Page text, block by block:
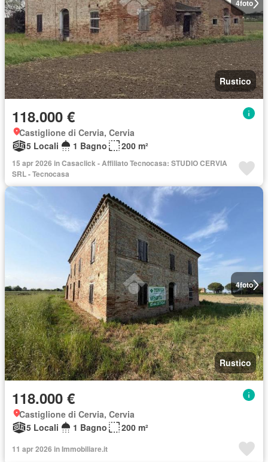
4foto
Rustico
118.000 €
Castiglione di Cervia, Cervia
5 Locali
1 Bagno 200 m²
15 apr 2026 in Casaclick - Affiliato Tecnocasa: STUDIO CERVIA
SRL - Tecnocasa
4foto
Rustico
118.000 €
Castiglione di Cervia, Cervia
5 Locali
1 Bagno 200 m²
11 apr 2026 in Immobiliare.it